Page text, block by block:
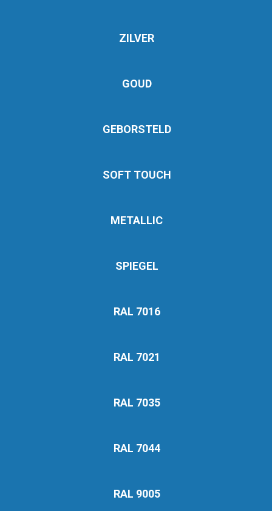
ZILVER
GOUD
GEBORSTELD
SOFT TOUCH
METALLIC
SPIEGEL
RAL 7016
RAL 7021
RAL 7035
RAL 7044
RAL 9005